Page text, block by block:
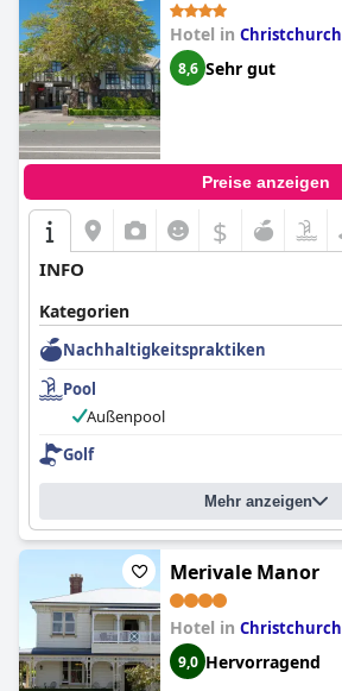
Hotel in Christchurch
8,6 Sehr gut
Preise anzeigen
$
INFO
Kategorien
Nachhaltigkeitspraktiken
Pool
Außenpool
Golf
Mehr anzeigen
Merivale Manor
Hotel in Christchurch
9,0 Hervorragend